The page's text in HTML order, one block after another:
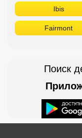
Ibis
Fairmont
Поиск